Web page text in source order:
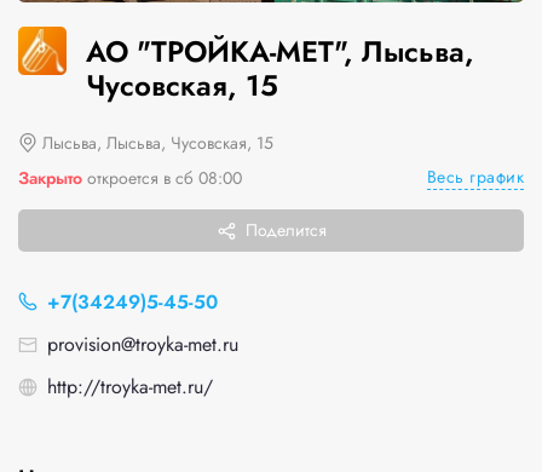
АО "ТРОЙКА-МЕТ", Лысьва,
Чусовская, 15
Лысьва, Лысьва, Чусовская, 15
Закрыто откроется в сб 08:00 Весь график
Поделится
+7(34249)5-45-50
provision@troyka-met.ru
http://troyka-met.ru/